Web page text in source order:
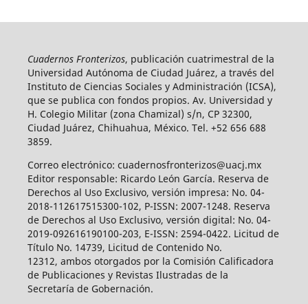
Cuadernos Fronterizos, publicación cuatrimestral de la
Universidad Autónoma de Ciudad Juárez, a través del
Instituto de Ciencias Sociales y Administración (ICSA),
que se publica con fondos propios. Av. Universidad y
H. Colegio Militar (zona Chamizal) s/n, CP 32300,
Ciudad Juárez, Chihuahua, México. Tel. +52 656 688
3859.
Correo electrónico: cuadernosfronterizos@uacj.mx
Editor responsable: Ricardo León García. Reserva de
Derechos al Uso Exclusivo, versión impresa: No. 04-
2018-112617515300-102, P-ISSN: 2007-1248. Reserva
de Derechos al Uso Exclusivo, versión digital: No. 04-
2019-092616190100-203, E-ISSN: 2594-0422. Licitud de
Título No. 14739, Licitud de Contenido No.
12312, ambos otorgados por la Comisión Calificadora
de Publicaciones y Revistas Ilustradas de la
Secretaría de Gobernación.